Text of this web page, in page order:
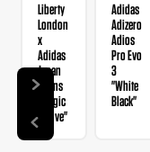
Liberty
London
x
Adidas
Japan
Wmns
"Magic
Mauve"
Adidas
Adizero
Adios
Pro Evo
3
"White
Black"